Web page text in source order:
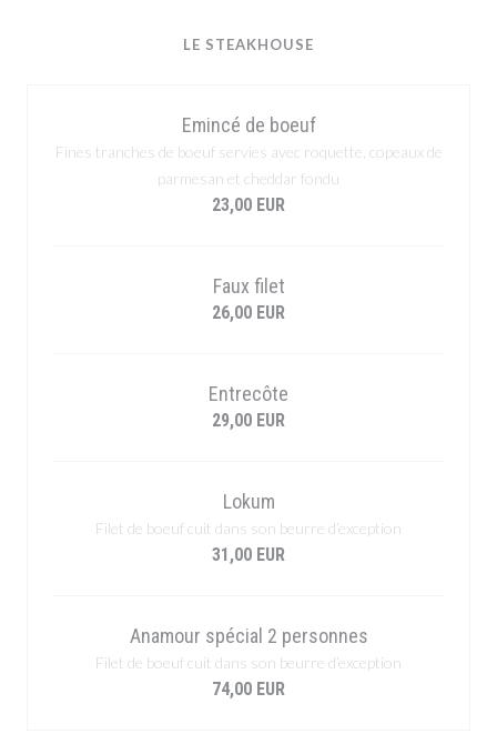
LE STEAKHOUSE
Emincé de boeuf
Fines tranches de boeuf servies avec roquette, copeaux de
parmesan et cheddar fondu
23,00 EUR
Faux filet
26,00 EUR
Entrecôte
29,00 EUR
Lokum
Filet de boeuf cuit dans son beurre d’exception
31,00 EUR
Anamour spécial 2 personnes
Filet de boeuf cuit dans son beurre d’exception
74,00 EUR